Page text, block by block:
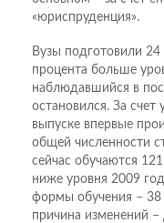
«юриспруденция».
Вузы подготовили 24
процента больше
наблюдавшийся в
остановился. За
выпуске впервые
общей численности
сейчас обучаются
ниже уровня 2009
формы обучения – 38
причина изменений